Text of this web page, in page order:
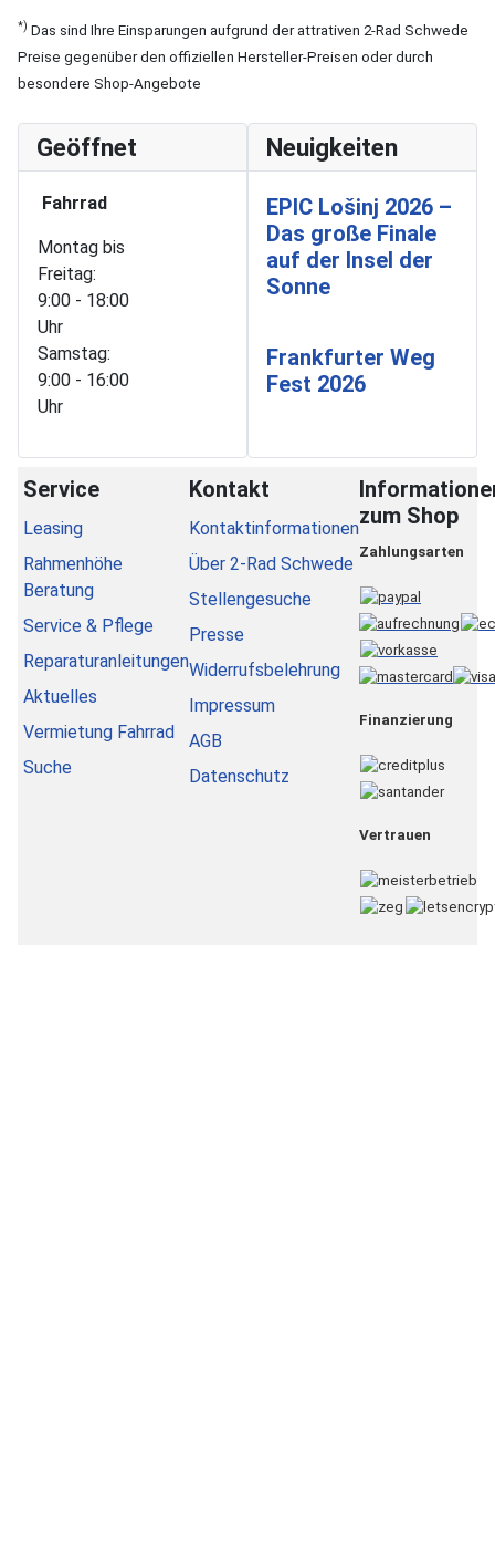
*) Das sind Ihre Einsparungen aufgrund der attrativen 2-Rad Schwede
Preise gegenüber den offiziellen Hersteller-Preisen oder durch
besondere Shop-Angebote
Geöffnet
Fahrrad
Montag bis
Freitag:
9:00 - 18:00
Uhr
Samstag:
9:00 - 16:00
Uhr
Neuigkeiten
EPIC Lošinj 2026 –
Das große Finale
auf der Insel der
Sonne
Frankfurter Weg
Fest 2026
Service
Leasing
Rahmenhöhe
Beratung
Service & Pflege
Reparaturanleitungen
Aktuelles
Vermietung Fahrrad
Suche
Kontakt
Kontaktinformationen
Über 2-Rad Schwede
Stellengesuche
Presse
Widerrufsbelehrung
Impressum
AGB
Datenschutz
zum Shop
Zahlungsarten
Finanzierung
Vertrauen